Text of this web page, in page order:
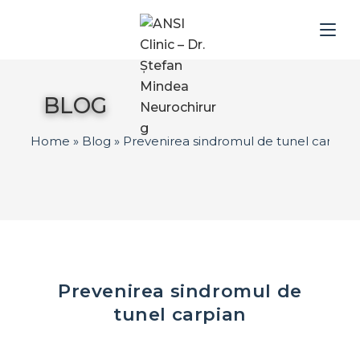
BLOG
Home » Blog » Prevenirea sindromul de tunel carpian
Prevenirea sindromul de
tunel carpian